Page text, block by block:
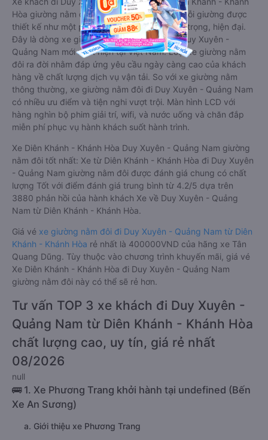
Hòa giường nằm đôi là loại xe đặc biệt. Với mỗi giường được
thiết kế như một phòng ngủ khách sạn sang trọng, hiện đại.
Đây là dòng xe giường nằm cho cặp đôi đi Duy Xuyên -
Quảng Nam mới xuất hiện tại Việt Nam. Loại xe giường nằm
đôi ra đời nhằm đáp ứng yêu cầu ngày càng cao của khách
hàng về chất lượng dịch vụ vận tải. So với xe giường nằm
thông thường, xe giường nằm đôi đi Duy Xuyên - Quảng Nam
có nhiều ưu điểm và tiện nghi vượt trội. Màn hình LCD với
hàng nghìn bộ phim giải trí, wifi, và nước uống và chăn đắp
miễn phí phục vụ hành khách suốt hành trình.
Xe Diên Khánh - Khánh Hòa Duy Xuyên - Quảng Nam giường
nằm đôi tốt nhất: Xe từ Diên Khánh - Khánh Hòa đi Duy Xuyên
- Quảng Nam giường nằm đôi được đánh giá chung có chất
lượng Tốt với điểm đánh giá trung bình từ 4.2/5 dựa trên
3880 phản hồi của hành khách Xe về Duy Xuyên - Quảng
Nam từ Diên Khánh - Khánh Hòa.
Giá vé xe giường nằm đôi đi Duy Xuyên - Quảng Nam từ Diên
Khánh - Khánh Hòa rẻ nhất là 400000VND của hãng xe Tân
Quang Dũng. Tùy thuộc vào chương trình khuyến mãi, giá vé
Xe Diên Khánh - Khánh Hòa đi Duy Xuyên - Quảng Nam
giường nằm đôi này có thể sẽ rẻ hơn.
Tư vấn TOP 3 xe khách đi Duy Xuyên -
Quảng Nam từ Diên Khánh - Khánh Hòa
chất lượng cao, uy tín, giá rẻ nhất
08/2026
null
🚌 1. Xe Phương Trang khởi hành tại undefined (Bến
Xe An Sương)
a. Giới thiệu xe Phương Trang